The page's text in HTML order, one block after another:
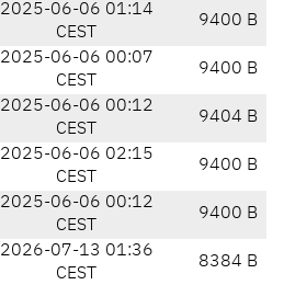
2025-06-06 01:14
CEST
9400 B
2025-06-06 00:07
CEST
9400 B
2025-06-06 00:12
CEST
9404 B
2025-06-06 02:15
CEST
9400 B
2025-06-06 00:12
CEST
9400 B
2026-07-13 01:36
CEST
8384 B